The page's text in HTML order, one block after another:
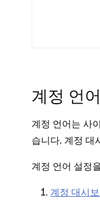
계정 언
계정 언어는 사
습니다. 계정 대
계정 언어 설정
계정 대시